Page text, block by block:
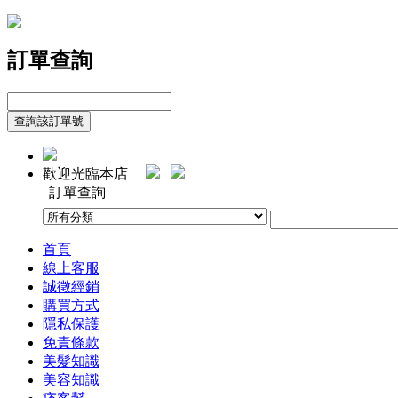
訂單查詢
歡迎光臨本店
| 訂單查詢
首頁
線上客服
誠徵經銷
購買方式
隱私保護
免責條款
美髮知識
美容知識